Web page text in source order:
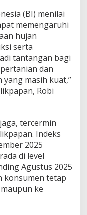
(BI) menilai
memengaruhi
hujan
serta
tantangan bagi
dan
masih kuat,”
Robi
tercermin
Indeks
2025
di level
Agustus 2025
konsumen tetap
ke